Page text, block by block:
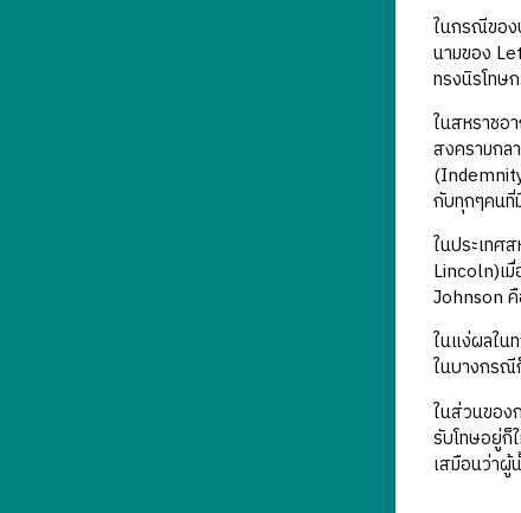
ในกรณีของ
นามของ
ทรงนิรโท
ในสหราชอ
สงครามกล
กับทุกๆคนที่
ในประเทศ
Lincoln)เ
Johnson
ในแง่ผลใ
ในบางกรณี
ในส่วนของ
รับโทษอยู่ก็
เสมือนว่าผู้